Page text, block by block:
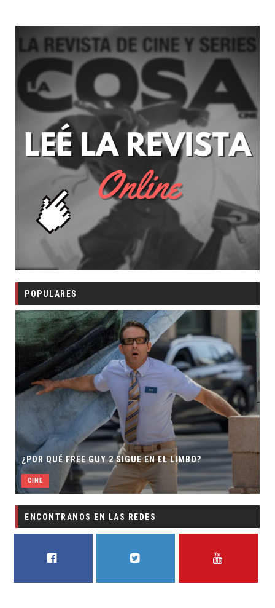
POPULARES
¿POR QUÉ FREE GUY 2 SIGUE EN EL LIMBO?
CINE
ENCONTRANOS EN LAS REDES